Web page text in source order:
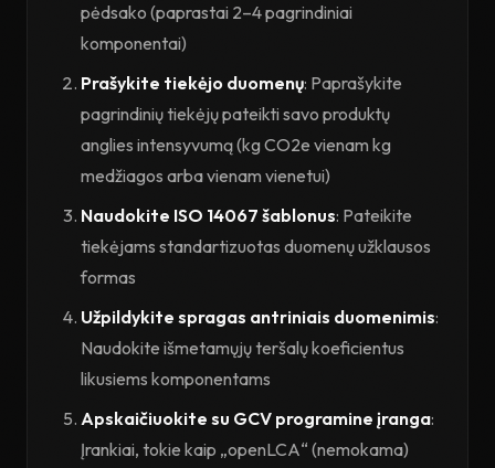
pėdsako (paprastai 2–4 pagrindiniai
komponentai)
Prašykite tiekėjo duomenų: Paprašykite
pagrindinių tiekėjų pateikti savo produktų
anglies intensyvumą (kg CO2e vienam kg
medžiagos arba vienam vienetui)
Naudokite ISO 14067 šablonus: Pateikite
tiekėjams standartizuotas duomenų užklausos
formas
Užpildykite spragas antriniais duomenimis:
Naudokite išmetamųjų teršalų koeficientus
likusiems komponentams
Apskaičiuokite su GCV programine įranga:
Įrankiai, tokie kaip „openLCA“ (nemokama)